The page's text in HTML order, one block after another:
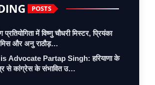
POSTS
प्रतियोगिता में विष्णु चौधरी मिस्टर, प्रियंका
मिस और अनु राठौड़…
Advocate Partap Singh: हरियाणा के
से कांग्रेस के संभावित उ…